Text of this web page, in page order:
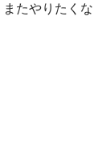
たやりたくな